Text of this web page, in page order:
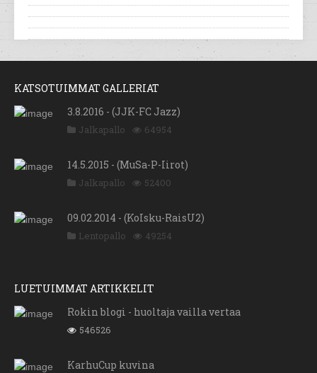
KATSOTUIMMAT GALLERIAT
3.8.2016 - (JJK-FC Jazz)
Jalkapallo 64954
14.5.2015 - (MuSa-P-Iirot)
Jalkapallo 52400
09.02.2014 - (KoIsku-RaisU2)
Lentopallo 49254
LUETUIMMAT ARTIKKELIT
Rokin blogi - huoltaja vailla vertaa
546526
KarhuCup kuvina